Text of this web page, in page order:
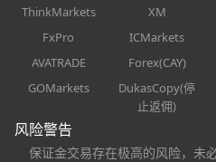
ThinkMarkets XM
FxPro
ICMarkets
AVATRADE
Forex(CAY)
GOMarkets
DukasCopy(停
止返佣)
风险警告
保证金交易存在极高的风险，未